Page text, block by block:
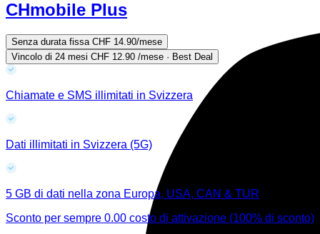
CHmobile Plus
Senza durata fissa CHF 14.90/mese
Vincolo di 24 mesi CHF 12.90 /mese · Best Deal
Chiamate e SMS illimitati in Svizzera
Dati illimitati in Svizzera (5G)
5 GB di dati nella zona Europa, USA, CAN & TUR
Sconto per sempre 0.00 costo di attivazione (100% di sconto)